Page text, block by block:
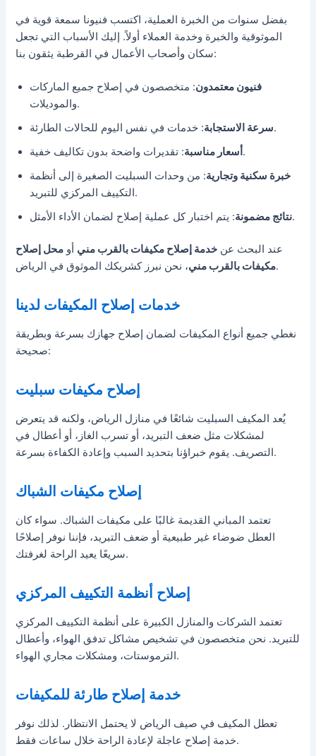
بفضل سنوات من الخبرة العملية، اكتسب فنيونا سمعة قوية في
الموثوقية والخبرة وخدمة العملاء أولاً. إليك الأسباب التي تجعل
سكان وأصحاب الأعمال في القرطبة يثقون بنا:
فنيون معتمدون: متخصصون في إصلاح جميع الماركات
والموديلات.
سرعة الاستجابة: خدمات في نفس اليوم للحالات الطارئة.
أسعار مناسبة: تقديرات واضحة بدون تكاليف خفية.
خبرة سكنية وتجارية: من وحدات السبليت الصغيرة إلى أنظمة
التكييف المركزي للتبريد.
نتائج مضمونة: يتم اختبار كل عملية إصلاح لضمان الأداء الأمثل.
عند البحث عن خدمة إصلاح مكيفات بالقرب مني أو محل إصلاح
مكيفات بالقرب مني، نحن نبرز كشريكك الموثوق في الرياض.
خدمات إصلاح المكيفات لدينا
نغطي جميع أنواع المكيفات لضمان إصلاح جهازك بسرعة وبطريقة
صحيحة:
إصلاح مكيفات سبليت
يُعد المكيف السبليت شائعًا في منازل الرياض، ولكنه قد يتعرض
لمشكلات مثل ضعف التبريد، أو تسرب الغاز، أو أعطال في
التصريف. يقوم خبراؤنا بتحديد السبب وإعادة الكفاءة بسرعة.
إصلاح مكيفات الشباك
تعتمد المباني القديمة غالبًا على مكيفات الشباك. سواء كان
العطل ضوضاء غير طبيعية أو ضعف التبريد، فإننا نوفر إصلاحًا
سريعًا يعيد الراحة لغرفتك.
إصلاح أنظمة التكييف المركزي
تعتمد الشركات والمنازل الكبيرة على أنظمة التكييف المركزي
للتبريد. نحن متخصصون في تشخيص مشاكل تدفق الهواء، وأعطال
الترموستات، ومشكلات مجاري الهواء.
خدمة إصلاح طارئة للمكيفات
تعطل المكيف في صيف الرياض لا يحتمل الانتظار. لذلك نوفر
خدمة إصلاح عاجلة لإعادة الراحة خلال ساعات فقط.